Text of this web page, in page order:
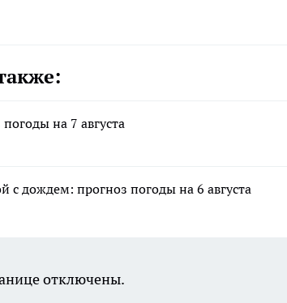
на 7 августа
с дождем: прогноз погоды на 6 августа
отключены.